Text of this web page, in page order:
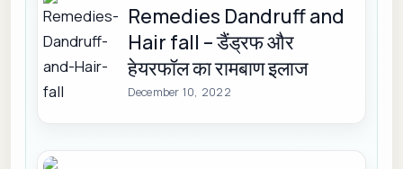
Remedies Dandruff and
Hair fall – डैंड्रफ और
हेयरफॉल का रामबाण इलाज
December 10, 2022